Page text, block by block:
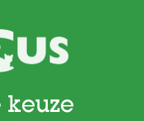
keuze